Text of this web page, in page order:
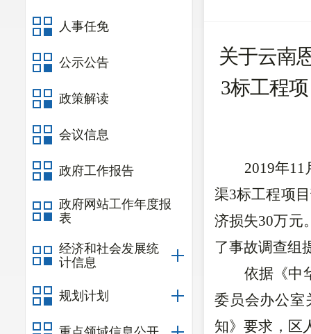
人事任免
公示公告
政策解读
会议信息
政府工作报告
政府网站工作年度报
表
经济和社会发展统
计信息
规划计划
关于云南
3标工程
2019年11
渠3标工程项
济损失30万元
了事故调查组
依据《中
委员会办公室
知》要求，区